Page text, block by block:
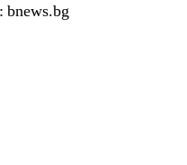
bnews.bg